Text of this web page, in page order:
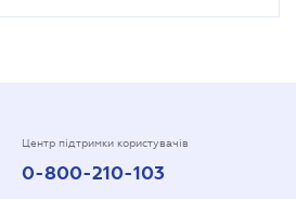
Центр підтримки користувачів
0-800-210-103